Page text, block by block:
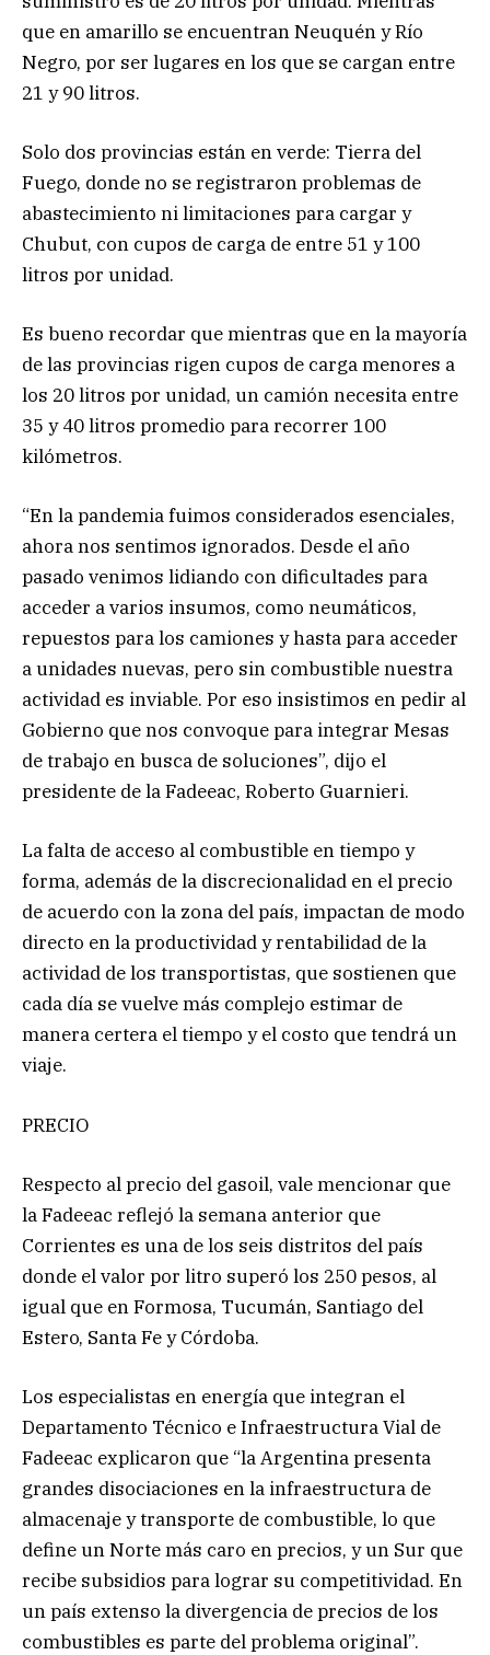
que en amarillo se encuentran Neuquén y Río
Negro, por ser lugares en los que se cargan entre
21 y 90 litros.
Solo dos provincias están en verde: Tierra del
Fuego, donde no se registraron problemas de
abastecimiento ni limitaciones para cargar y
Chubut, con cupos de carga de entre 51 y 100
litros por unidad.
Es bueno recordar que mientras que en la mayoría
de las provincias rigen cupos de carga menores a
los 20 litros por unidad, un camión necesita entre
35 y 40 litros promedio para recorrer 100
kilómetros.
“En la pandemia fuimos considerados esenciales,
ahora nos sentimos ignorados. Desde el año
pasado venimos lidiando con dificultades para
acceder a varios insumos, como neumáticos,
repuestos para los camiones y hasta para acceder
a unidades nuevas, pero sin combustible nuestra
actividad es inviable. Por eso insistimos en pedir al
Gobierno que nos convoque para integrar Mesas
de trabajo en busca de soluciones”, dijo el
presidente de la Fadeeac, Roberto Guarnieri.
La falta de acceso al combustible en tiempo y
forma, además de la discrecionalidad en el precio
de acuerdo con la zona del país, impactan de modo
directo en la productividad y rentabilidad de la
actividad de los transportistas, que sostienen que
cada día se vuelve más complejo estimar de
manera certera el tiempo y el costo que tendrá un
viaje.
PRECIO
Respecto al precio del gasoil, vale mencionar que
la Fadeeac reflejó la semana anterior que
Corrientes es una de los seis distritos del país
donde el valor por litro superó los 250 pesos, al
igual que en Formosa, Tucumán, Santiago del
Estero, Santa Fe y Córdoba.
Los especialistas en energía que integran el
Departamento Técnico e Infraestructura Vial de
Fadeeac explicaron que “la Argentina presenta
grandes disociaciones en la infraestructura de
almacenaje y transporte de combustible, lo que
define un Norte más caro en precios, y un Sur que
recibe subsidios para lograr su competitividad. En
un país extenso la divergencia de precios de los
combustibles es parte del problema original”.